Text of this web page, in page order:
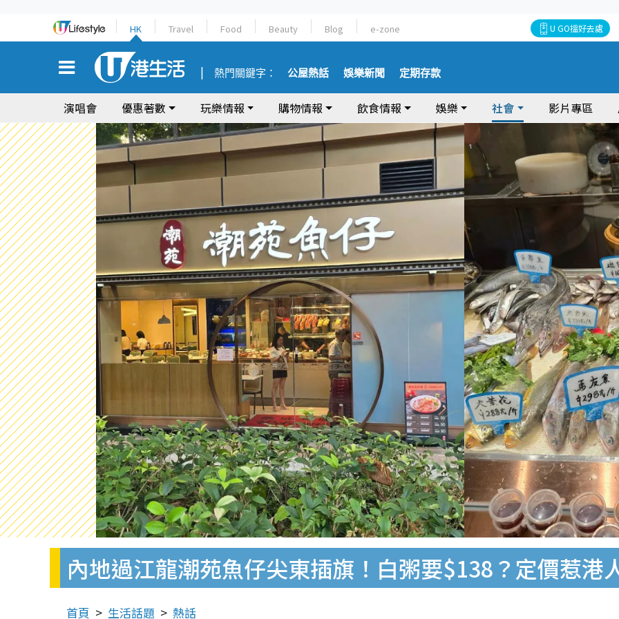
HK Travel Food Beauty Blog e-zone U GO搵好去處
熱門關鍵字： 公屋熱話 娛樂新聞 定期存款
演唱會 優惠著數 玩樂情報 購物情報 飲食情報 娛樂 社會 影片專區
內地過江龍潮苑魚仔尖東插旗！白粥要$138？定價惹港
首頁 生活話題 熱話